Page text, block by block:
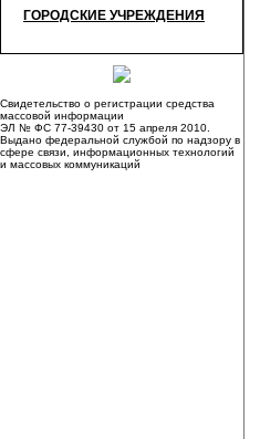
ГОРОДСКИЕ УЧРЕЖДЕНИЯ
Свидетельство о регистрации средства
массовой информации
ЭЛ № ФС 77-39430 от 15 апреля 2010.
Выдано федеральной службой по надзору в
сфере связи, информационных технологий
и массовых коммуникаций